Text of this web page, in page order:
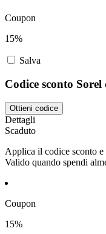
Coupon
15%
Salva
Codice sconto Sorel
Ottieni codice
Dettagli
Scaduto
Applica il codice sconto
Valido quando spendi
Coupon
15%